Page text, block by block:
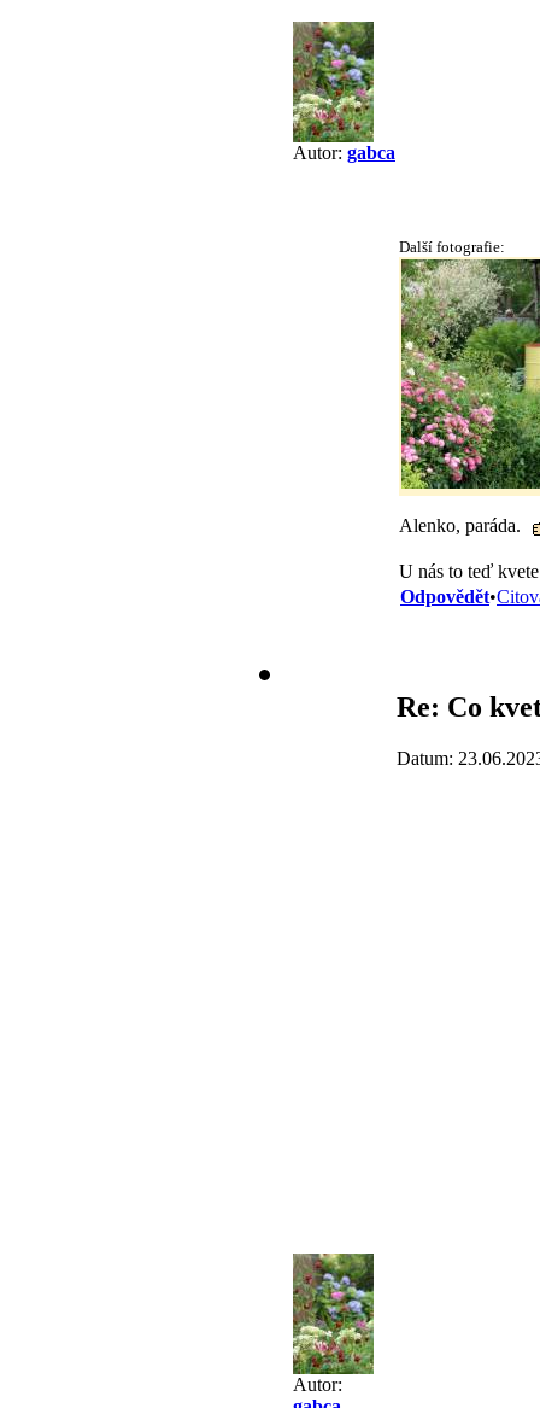
Autor: gabca
Další fotografie:
Alenko, paráda.
U nás to teď
Odpovědět•
Autor:
Re: Co
Datum: